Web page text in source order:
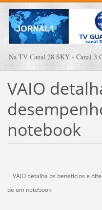
Na TV Canal 28 SKY - Canal 3
VAIO
notebook
VAIO detalha os benefícios e
de um notebook